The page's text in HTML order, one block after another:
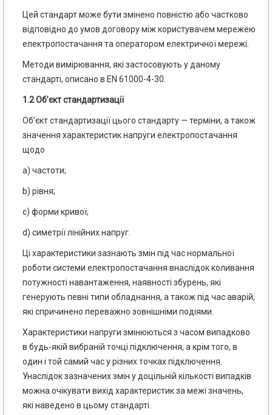
Цей стандарт може бути змінено повністю або частково
відповідно до умов договору між користувачем мережею
електропостачання та оператором електричної мережі.
Методи вимірювання, які застосовують у даному
стандарті, описано в EN 61000-4-30.
1.2 Об’єкт стандартизації
Об’єкт стандартизації цього стандарту — терміни, а також
значення характеристик напруги електропостачання
щодо
a) частоти;
b) рівня;
c) форми кривої;
d) симетрії лінійних напруг.
Ці характеристики зазнають змін під час нормальної
роботи системи електропостачання внаслідок коливання
потужності навантаження, наявності збурень, які
генерують певні типи обладнання, а також під час аварій,
які спричинено переважно зовнішніми подіями.
Характеристики напруги змінюються з часом випадково
в будь-якій вибраній точці підключення, а крім того, в
один і той самий час у різних точках підключення.
Унаслідок зазначених змін у доцільній кількості випадків
можна очікувати вихід характеристик за межі значень,
які наведено в цьому стандарті.